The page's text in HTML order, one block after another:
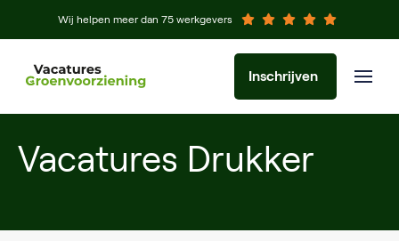
Wij helpen meer dan 75 werkgevers
Inschrijven
Vacatures Drukker